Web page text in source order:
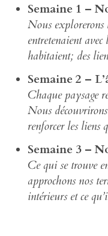
Semaine 1 –
Nous explorerons
entretenaient
habitaient; des
Semaine 2 –
Chaque paysage
Nous
renforcer les liens
Semaine 3 –
Ce qui se trouve
approchons nos
intérieurs et ce